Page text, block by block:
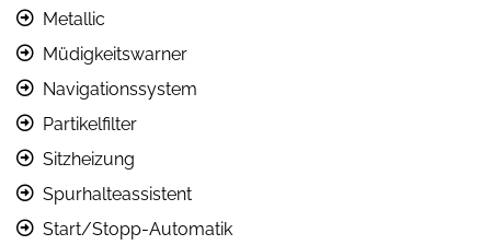
Metallic
Müdigkeitswarner
Navigationssystem
Partikelfilter
Sitzheizung
Spurhalteassistent
Start/Stopp-Automatik